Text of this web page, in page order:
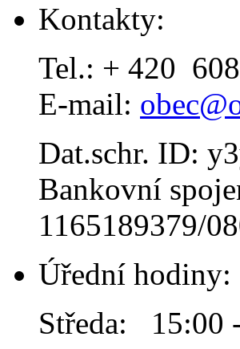
Kontakty:
Tel.: + 420
E-mail:
Dat.schr. ID:
Bankovní
1165189379/
Úřední hodiny:
Středa: 15:00